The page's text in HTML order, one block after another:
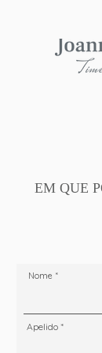
EM QUE
Nome
Apelido